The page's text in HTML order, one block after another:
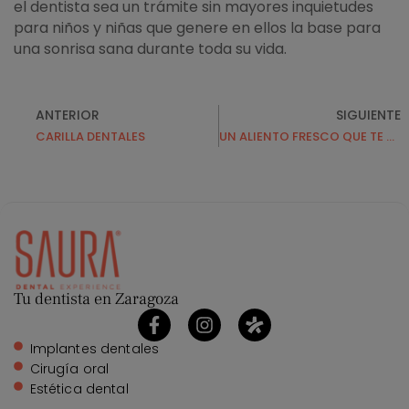
el dentista sea un trámite sin mayores inquietudes
para niños y niñas que genere en ellos la base para
una sonrisa sana durante toda su vida.
ANTERIOR
CARILLA DENTALES
SIGUIENTE
UN ALIENTO FRESCO QUE TE ACOMPAÑE SIEMPRE
Tu dentista en Zaragoza
Implantes dentales
Cirugía oral
Estética dental